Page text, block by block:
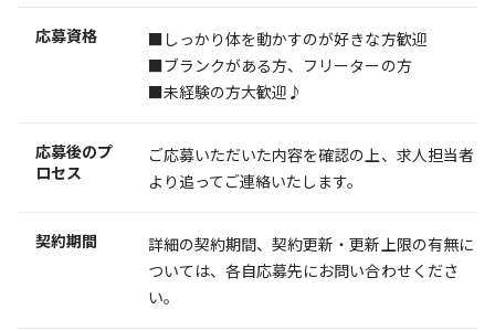
応募資格
■しっかり体を動かすのが好きな方歓迎
■ブランクがある方、フリーターの方
■未経験の方大歓迎♪
応募後のプ
ロセス
ご応募いただいた内容を確認の上、求人担当者
より追ってご連絡いたします。
契約期間
詳細の契約期間、契約更新・更新上限の有無に
ついては、各自応募先にお問い合わせくださ
い。